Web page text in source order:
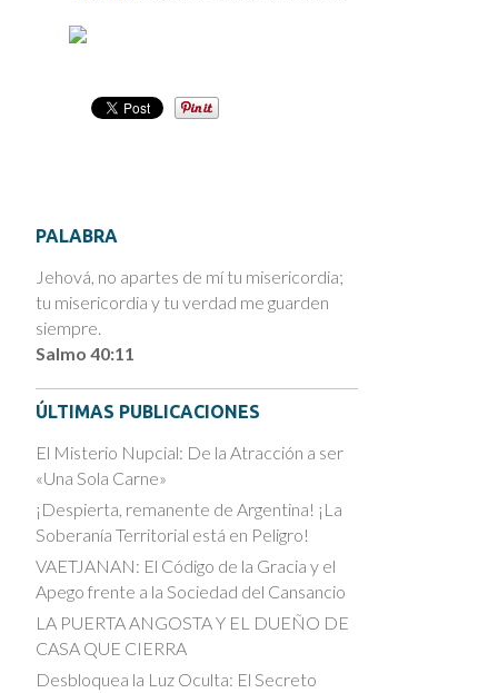
PALABRA
Jehová, no apartes de mí tu misericordia;
tu misericordia y tu verdad me guarden
siempre.
Salmo 40:11
ÚLTIMAS PUBLICACIONES
El Misterio Nupcial: De la Atracción a ser
«Una Sola Carne»
¡Despierta, remanente de Argentina! ¡La
Soberanía Territorial está en Peligro!
VAETJANAN: El Código de la Gracia y el
Apego frente a la Sociedad del Cansancio
LA PUERTA ANGOSTA Y EL DUEÑO DE
CASA QUE CIERRA
Desbloquea la Luz Oculta: El Secreto